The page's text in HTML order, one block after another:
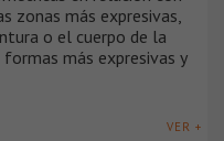
zonas más expresivas,
o el cuerpo de la
más expresivas y
VER +